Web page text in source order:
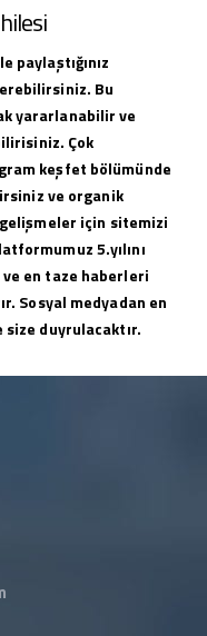
paylaştığınız
Bu
yararlanabilir ve
Çok
keşfet bölümünde
ve organik
için sitemizi
5.yılını
en taze haberleri
Sosyal medyadan en
size duyrulacaktır.